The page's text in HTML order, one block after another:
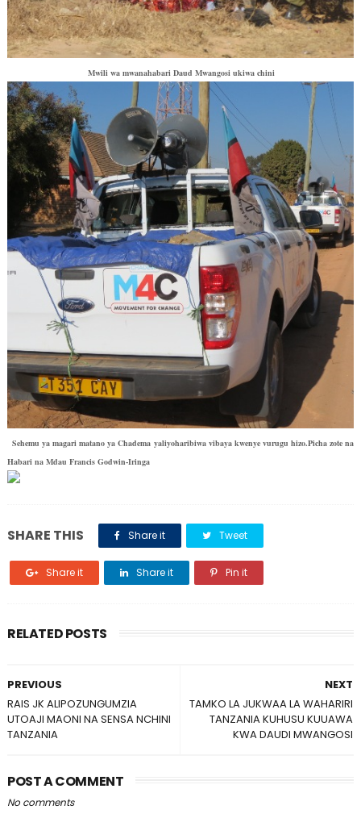
Mwili wa mwanahabari Daud Mwangosi ukiwa chini
Sehemu ya magari matano ya Chadema yaliyoharibiwa vibaya kwenye vurugu hizo.Picha zote na
Habari na Mdau Francis Godwin-Iringa
SHARE THIS Share it Tweet
Share it Share it Pin it
RELATED POSTS
NEXT
TAMKO LA JUKWAA LA WAHARIRI
TANZANIA KUHUSU KUUAWA
KWA DAUDI MWANGOSI
PREVIOUS
RAIS JK ALIPOZUNGUMZIA
UTOAJI MAONI NA SENSA NCHINI
TANZANIA
POST A COMMENT
No comments